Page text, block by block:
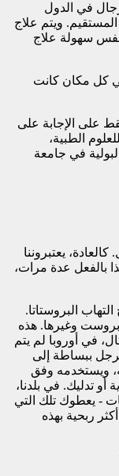
في الدول
المستقيم. ويتم علاج
سهولة علاج
في كل مكان كانت
على الإجابة على
الطبية،
في جامعة
يعتبروننا
بالفعل عدة مرات،
البروستاتا.
وغيرها. هذه
في أوروبا لم يتم
الرجل ببساطة إلى
ويستخدمه وفق
أو تدليك. في بلدنا،
- يعطوك تلك التي
ربحية بهذه